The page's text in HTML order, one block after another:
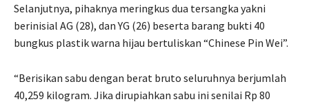
Selanjutnya, pihaknya meringkus dua tersangka yakni
berinisial AG (28), dan YG (26) beserta barang bukti 40
bungkus plastik warna hijau bertuliskan “Chinese Pin Wei”.
“Berisikan sabu dengan berat bruto seluruhnya berjumlah
40,259 kilogram. Jika dirupiahkan sabu ini senilai Rp 80